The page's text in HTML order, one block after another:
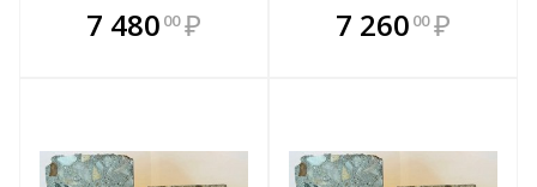
7 480 00 ₽
В комплекте
всегда выгоднее!
В комплекте
всегда выгоднее!
7 260 00 ₽